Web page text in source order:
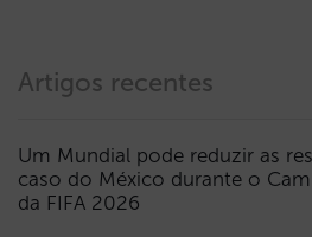
Artigos recentes
Um Mundial pode reduzir as
caso do México durante o
da FIFA 2026